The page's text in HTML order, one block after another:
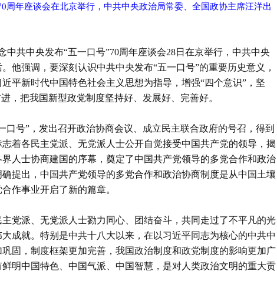
周年座谈会在北京举行，中共中央政治局常委、全国政协主席汪洋出
中共中央发布“五一口号”70周年座谈会28日在京举行，中共中央
他强调，要深刻认识中共中央发布“五一口号”的重要历史意义，
平新时代中国特色社会主义思想为指导，增强“四个意识”，坚
，把我国新型政党制度坚持好、发展好、完善好。
口号”，发出召开政治协商会议、成立民主联合政府的号召，得到
着各民主党派、无党派人士公开自觉接受中国共产党的领导，揭
人士协商建国的序幕，奠定了中国共产党领导的多党合作和政治
提出，中国共产党领导的多党合作和政治协商制度是从中国土壤
作事业开启了新的篇章。
党派、无党派人士勠力同心、团结奋斗，共同走过了不平凡的光
成就。特别是中共十八大以来，在以习近平同志为核心的中共中
固，制度框架更加完善，我国政治制度和政党制度的影响更加广
明中国特色、中国气派、中国智慧，是对人类政治文明的重大贡